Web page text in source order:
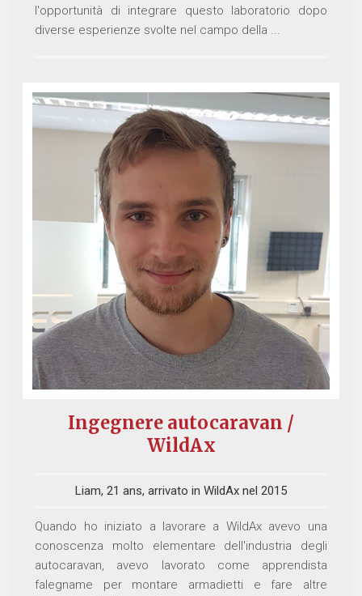
l'opportunità di integrare questo laboratorio dopo
diverse esperienze svolte nel campo della ...
Ingegnere autocaravan /
WildAx
Liam, 21 ans, arrivato in WildAx nel 2015
Quando ho iniziato a lavorare a WildAx avevo una
conoscenza molto elementare dell'industria degli
autocaravan, avevo lavorato come apprendista
falegname per montare armadietti e fare altre